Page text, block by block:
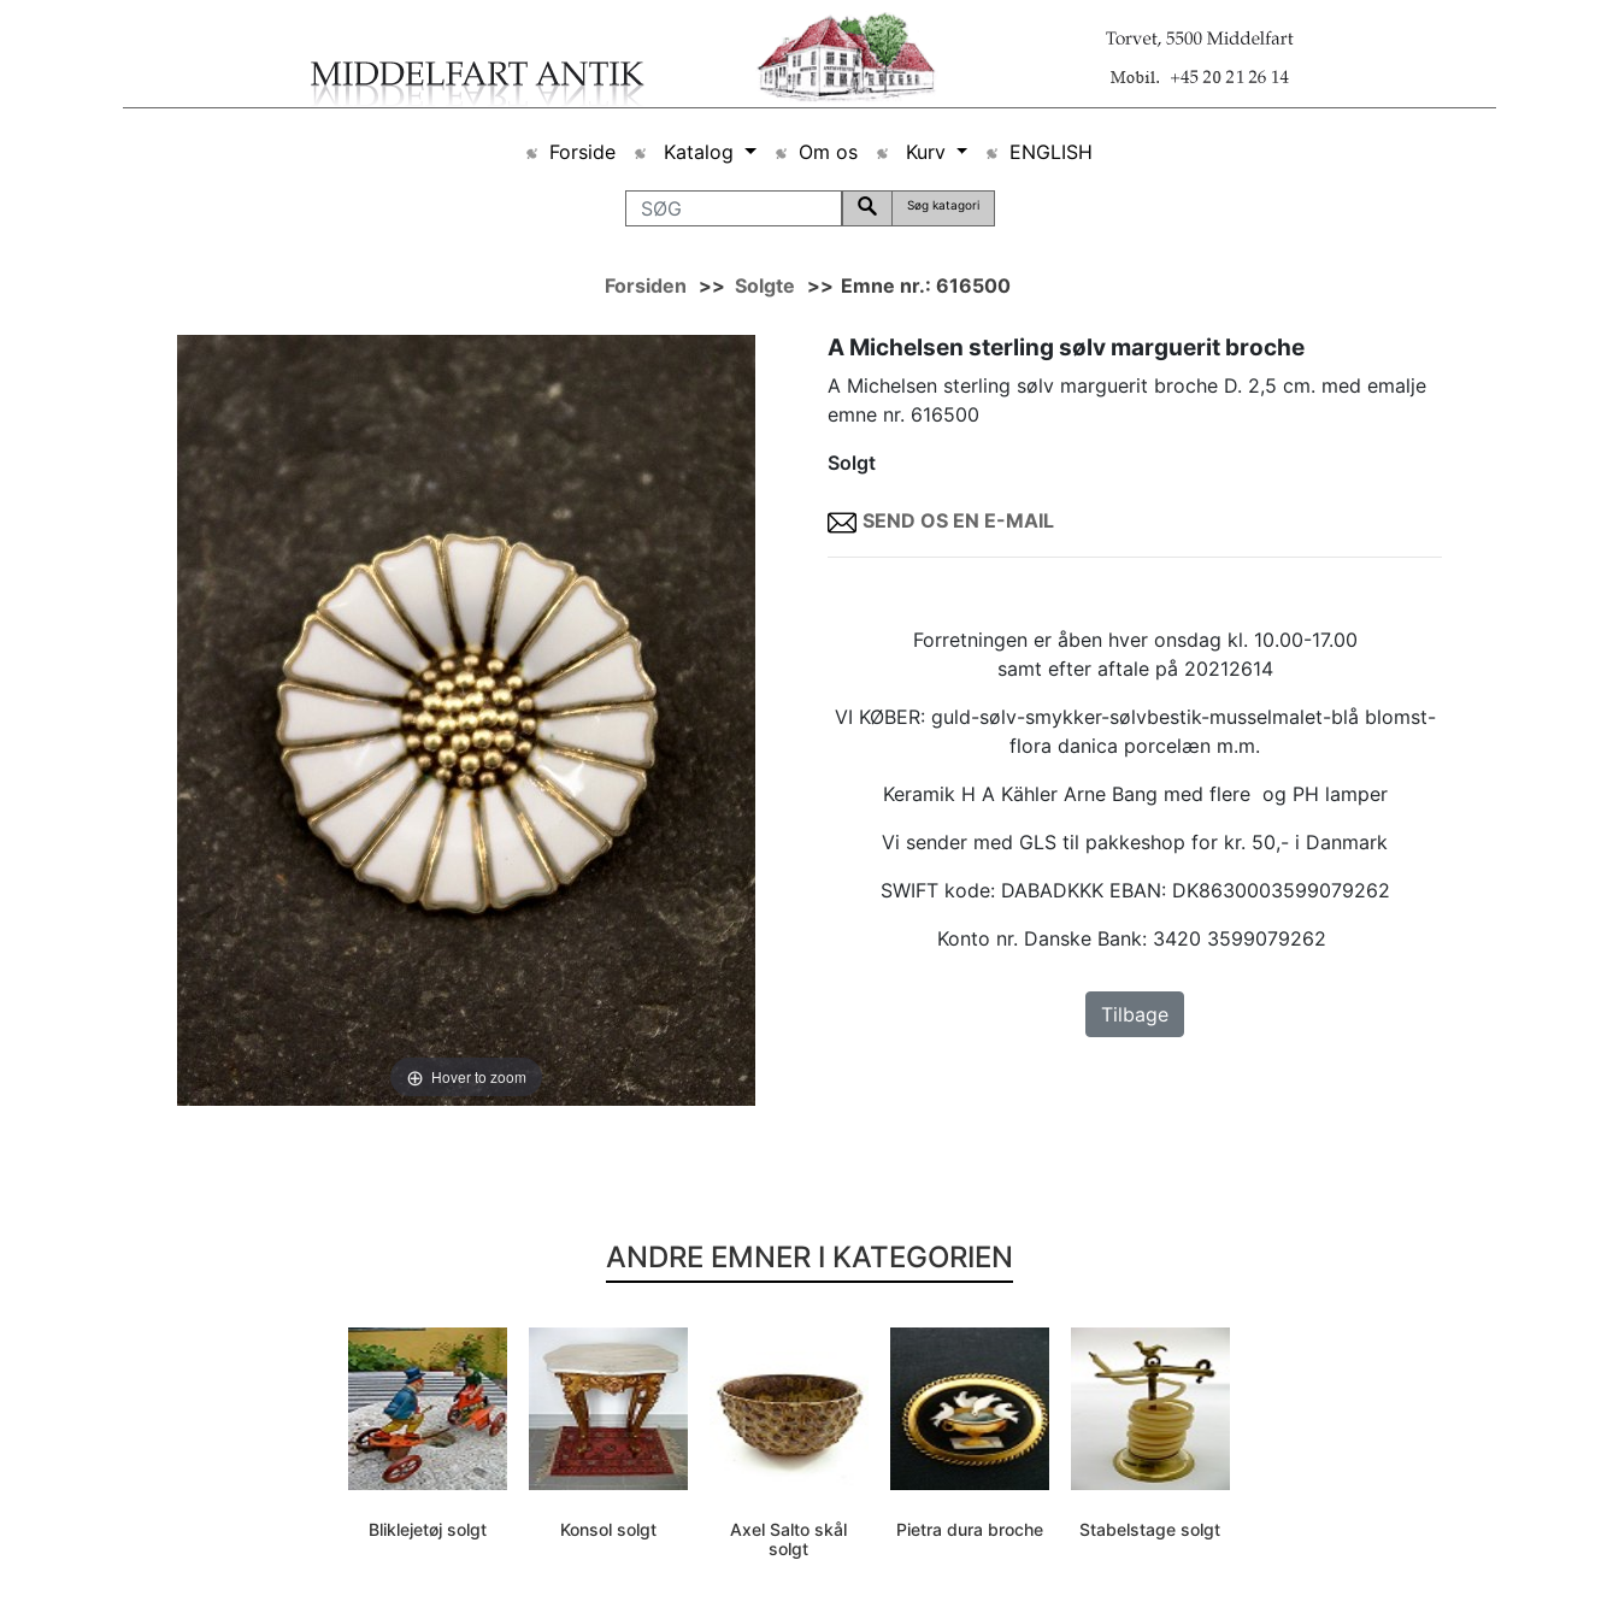
Forside Katalog Om os Kurv ENGLISH
Søg katagori
Forsiden >> Solgte >> Emne nr.: 616500
Hover to zoom
A Michelsen sterling sølv marguerit broche
A Michelsen sterling sølv marguerit broche D. 2,5 cm. med emalje
emne nr. 616500
Solgt
SEND OS EN E-MAIL
Forretningen er åben hver onsdag kl. 10.00-17.00
samt efter aftale på 20212614
VI KØBER: guld-sølv-smykker-sølvbestik-musselmalet-blå blomst-
flora danica porcelæn m.m.
Keramik H A Kähler Arne Bang med flere og PH lamper
Vi sender med GLS til pakkeshop for kr. 50,- i Danmark
SWIFT kode: DABADKKK EBAN: DK8630003599079262
Konto nr. Danske Bank: 3420 3599079262
Tilbage
ANDRE EMNER I KATEGORIEN
Bliklejetøj solgt Konsol solgt
Axel Salto skål
solgt
Pietra dura broche Stabelstage solgt